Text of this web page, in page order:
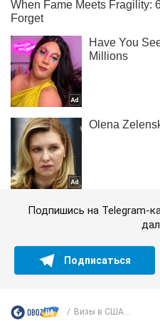
Подпишись на Telegram-
Подписаться
Визы в США...